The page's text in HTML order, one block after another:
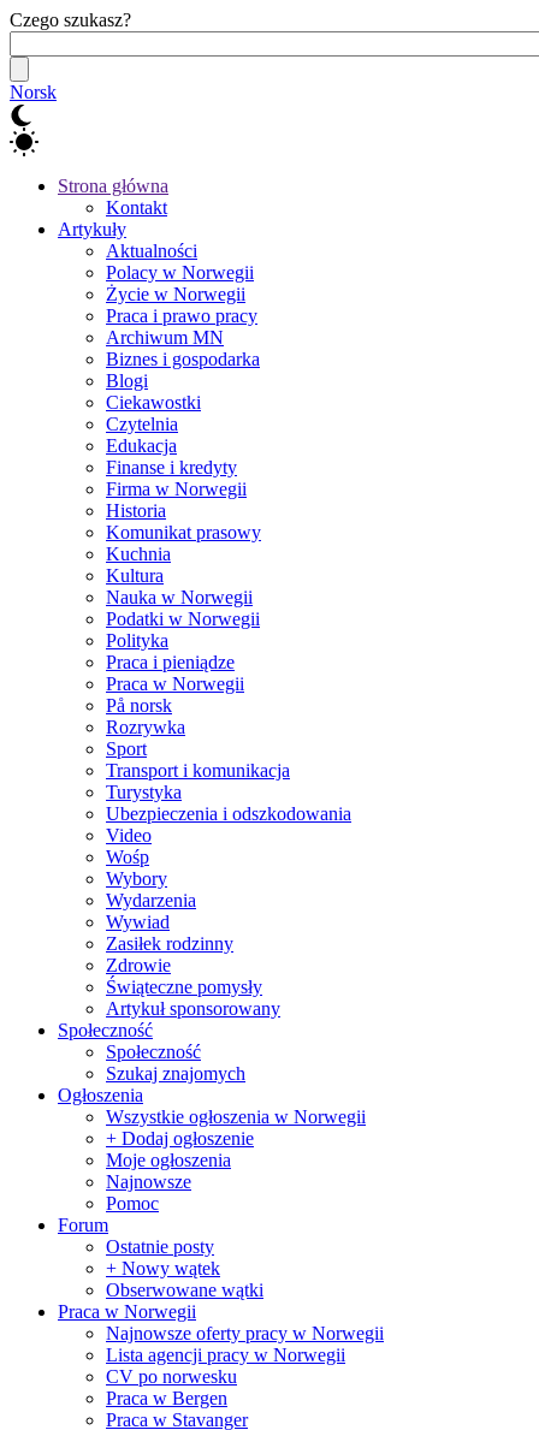
Czego szukasz?
Norsk
Strona główna
Kontakt
Artykuły
Aktualności
Polacy w Norwegii
Życie w Norwegii
Praca i prawo pracy
Archiwum MN
Biznes i gospodarka
Blogi
Ciekawostki
Czytelnia
Edukacja
Finanse i kredyty
Firma w Norwegii
Historia
Komunikat prasowy
Kuchnia
Kultura
Nauka w Norwegii
Podatki w Norwegii
Polityka
Praca i pieniądze
Praca w Norwegii
På norsk
Rozrywka
Sport
Transport i komunikacja
Turystyka
Ubezpieczenia i odszkodowania
Video
Wośp
Wybory
Wydarzenia
Wywiad
Zasiłek rodzinny
Zdrowie
Świąteczne pomysły
Artykuł sponsorowany
Społeczność
Społeczność
Szukaj znajomych
Ogłoszenia
Wszystkie ogłoszenia w Norwegii
+ Dodaj ogłoszenie
Moje ogłoszenia
Najnowsze
Pomoc
Forum
Ostatnie posty
+ Nowy wątek
Obserwowane wątki
Praca w Norwegii
Najnowsze oferty pracy w Norwegii
Lista agencji pracy w Norwegii
CV po norwesku
Praca w Bergen
Praca w Stavanger